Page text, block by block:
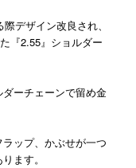
デザイン改良され、
『2.55』ショルダー
ーチェーンで留め金
ップ、かぶせが一つ
ます。